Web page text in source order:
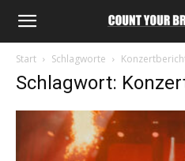
Start Schlagworte
Schlagwort: